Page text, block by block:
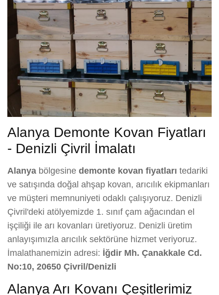
Alanya Demonte Kovan Fiyatları
- Denizli Çivril İmalatı
Alanya bölgesine demonte kovan fiyatları tedariki
ve satışında doğal ahşap kovan, arıcılık ekipmanları
ve müşteri memnuniyeti odaklı çalışıyoruz. Denizli
Çivril'deki atölyemizde 1. sınıf çam ağacından el
işçiliği ile arı kovanları üretiyoruz. Denizli üretim
anlayışımızla arıcılık sektörüne hizmet veriyoruz.
İmalathanemizin adresi: İğdir Mh. Çanakkale Cd.
No:10, 20650 Çivril/Denizli
Alanya Arı Kovanı Çeşitlerimiz